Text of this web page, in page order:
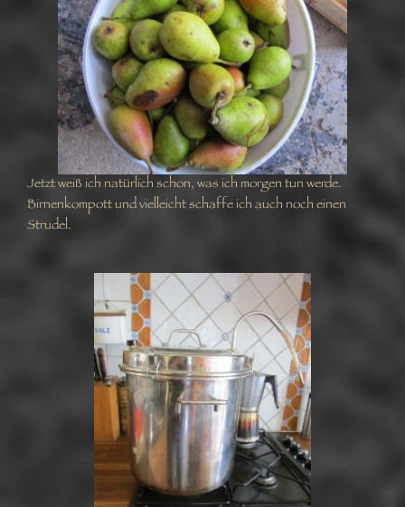
Jetzt weiß ich natürlich schon, was ich morgen tun werde.
Birnenkompott und vielleicht schaffe ich auch noch einen
Strudel.